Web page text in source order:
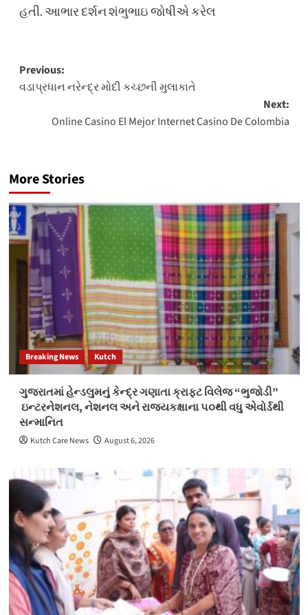
હતી. આભાર દર્શન શંભુભાઇ જોષીએ કરેલ
Post
navigation
Previous:
વડાપ્રધાન નરેન્દ્ર મોદી કચ્છની મુલાકાતે
Next:
Online Casino El Mejor Internet Casino De Colombia
More Stories
Breaking News Kutch
ગુજરાતમાં હેન્ડલુમનું કેન્દ્ર ગણાતા ક્રાફ્ટ વિલેજ “ભુજોડી”
ઇન્ટરનેશનલ, નેશનલ અને રાજ્યકક્ષાના ૫૦થી વધુ એવોર્ડથી
સન્માનિત
Kutch Care News August 6, 2026